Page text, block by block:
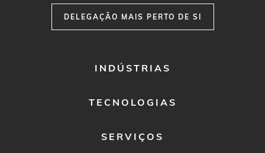
DELEGAÇÃO MAIS PERTO DE SI
INDÚSTRIAS
TECNOLOGIAS
SERVIÇOS